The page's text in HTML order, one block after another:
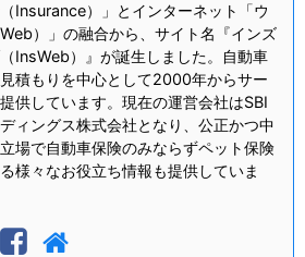
（Insurance）」とインターネット「ウ
）」の融合から、サイト名『インズ
InsWeb）』が誕生しました。自動車
積もりを中心として2000年からサー
供しています。現在の運営会社はSBI
ィングス株式会社となり、公正かつ中
場で自動車保険のみならずペット保険
様々なお役立ち情報も提供していま